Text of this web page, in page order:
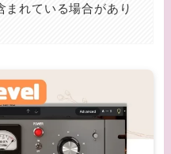
まれている場合があり